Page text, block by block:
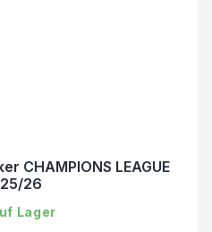
CHAMPIONS LEAGUE
26
Lager